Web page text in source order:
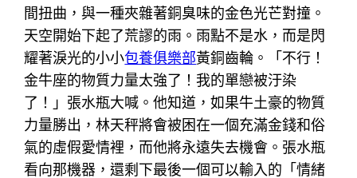
間扭曲，與一種夾雜著銅臭味的金色光芒對撞。
天空開始下起了荒謬的雨。雨點不是水，而是閃
耀著淚光的小小包養俱樂部黃銅齒輪。「不行！
金牛座的物質力量太強了！我的單戀被汙染
了！」張水瓶大喊。他知道，如果牛土豪的物質
力量勝出，林天秤將會被困在一個充滿金錢和俗
氣的虛假愛情裡，而他將永遠失去機會。張水瓶
看向那機器，還剩下最後一個可以輸入的「情緒